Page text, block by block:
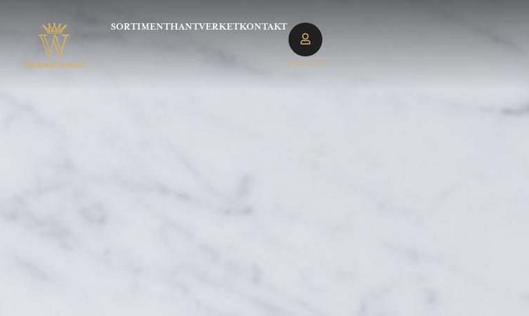
SORTIMENTHANTVERKETKONTAKT
LOGGA IN